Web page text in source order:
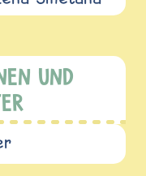
UND